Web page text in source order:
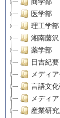
医学部
理工学部
湘南藤沢
薬学部
日吉紀要
メディ
言語文
メディ
産業研